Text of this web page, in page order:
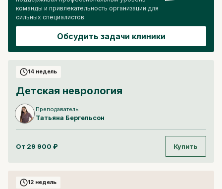
команды и привлекательность организации для
сильных специалистов.
Обсудить задачи клиники
14 недель
Детская неврология
Преподаватель
Татьяна Бергельсон
От 29 900 ₽ Купить
12 недель